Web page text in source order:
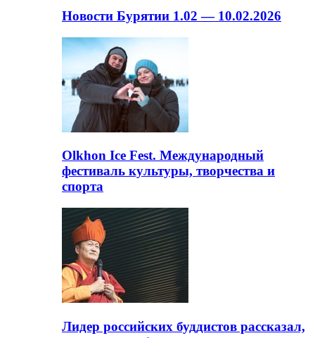
Новости Бурятии 1.02 — 10.02.2026
Olkhon Ice Fest. Международный
фестиваль культуры, творчества и
спорта
Лидер российских буддистов рассказал,